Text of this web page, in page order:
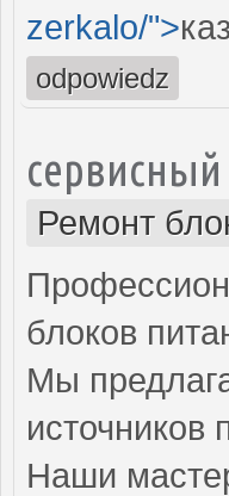
zerkalo/">
odpowiedz
Ремонт
блоков
Мы
источников
Наши